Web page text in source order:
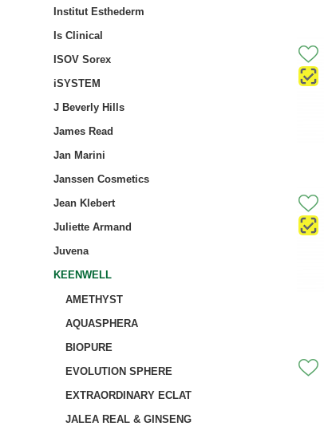
Institut Esthederm
Is Clinical
ISOV Sorex
iSYSTEM
J Beverly Hills
James Read
Jan Marini
Janssen Cosmetics
Jean Klebert
Juliette Armand
Juvena
KEENWELL
AMETHYST
AQUASPHERA
BIOPURE
EVOLUTION SPHERE
EXTRAORDINARY ECLAT
JALEA REAL & GINSENG